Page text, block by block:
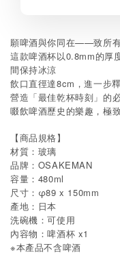
願啤酒與你同在——致所
這款啤酒杯以0.8mm的厚
間保持冰涼
飲口直徑達8cm，進一步
營造「最佳乾杯時刻」的
啜飲啤酒歷史的樂趣，極
【商品規格】
材質：玻璃
品牌：OSAKEMAN
容量：480ml
尺寸：φ89 x 150mm
產地：日本
洗碗機：可使用
內容物：啤酒杯 x1
※本產品不含啤酒